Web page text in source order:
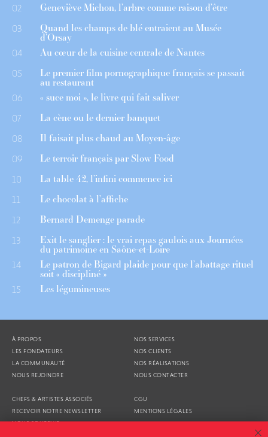
02 Geneviève Michon, l’arbre comme raison d’être
03 Quand les champs de blé entraient au Musée
d’Orsay
04 Au cœur de la cuisine centrale de Nantes
05 Le premier film pornographique français se passait
au restaurant
06 « suce moi », le livre qui fait saliver
07 La cène ou le dernier banquet
08 Il faisait plus chaud au Moyen-âge
09 Le terroir français par Slow Food
10 La table 42, l’infini commence ici
11 Le chocolat à l’affiche
12 Bernard Demenge parade
13 Exit le sanglier : le vrai repas gaulois aux Journées
du patrimoine en Saône-et-Loire
14 Le patron de Bigard plaide pour que l’abattage rituel
soit « discipliné »
15 Les légumineuses
À PROPOS
LES FONDATEURS
LA COMMUNAUTÉ
NOUS REJOINDRE
NOS SERVICES
NOS CLIENTS
NOS RÉALISATIONS
NOUS CONTACTER
CHEFS & ARTISTES ASSOCIÉS
RECEVOIR NOTRE NEWSLETTER
NOUS SOUTENIR
CGU
MENTIONS LÉGALES